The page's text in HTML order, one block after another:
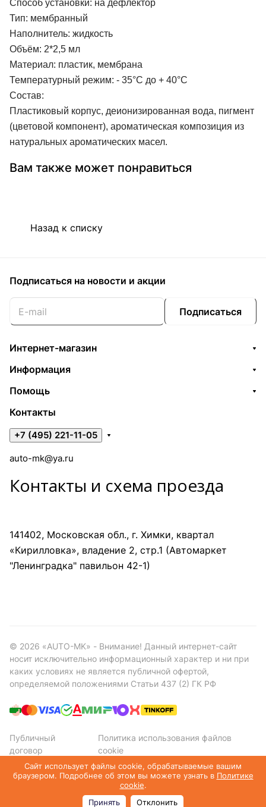
Способ установки: на дефлектор
Тип: мембранный
Наполнитель: жидкость
Объём: 2*2,5 мл
Материал: пластик, мембрана
Температурный режим: - 35°С до + 40°С
Состав:
Пластиковый корпус, деионизированная вода, пигмент
(цветовой компонент), ароматическая композиция из
натуральных ароматических масел.
Вам также может понравиться
Назад к списку
Подписаться на новости и акции
Подписаться
Интернет-магазин
Информация
Помощь
Контакты
+7 (495) 221-11-05
auto-mk@ya.ru
Контакты и схема проезда
141402, Московская обл., г. Химки, квартал
«Кирилловка», владение 2, стр.1 (Автомаркет
"Ленинградка" павильон 42-1)
© 2026 «AUTO-MK» - Внимание! Данный интернет-сайт
носит исключительно информационный характер и ни при
каких условиях не является публичной офертой,
определяемой положениями Статьи 437 (2) ГК РФ
Публичный
договор
Политика использования файлов
cookie
Политика конфиденциальности
Сайт использует файлы cookie, обрабатываемые вашим
браузером. Подробнее об этом вы можете узнать в Политике
cookie.
Принять
Отклонить